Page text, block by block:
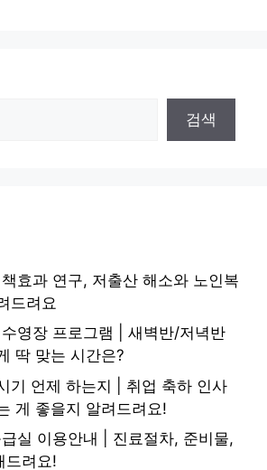
검색
효과 연구, 저출산 해소와 노인복
드려요
영장 프로그램 | 새벽반/저녁반
딱 맞는 시간은?
기 언제 하는지 | 취업 축하 인사
게 좋을지 알려드려요!
실 이용안내 | 진료절차, 준비물,
드려요!